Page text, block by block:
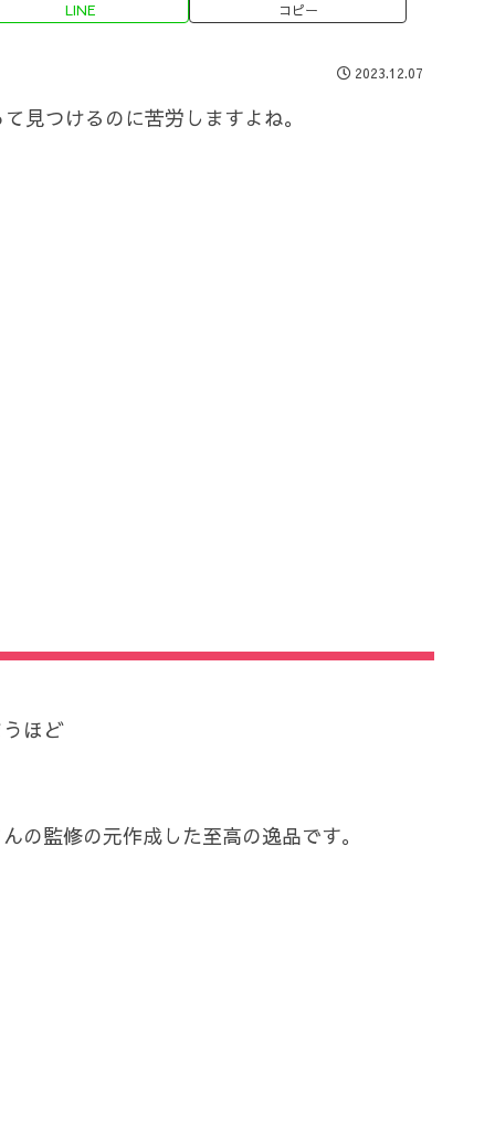
LINE コピー
2023.12.07
見つけるのに苦労しますよね。
ほど
監修の元作成した至高の逸品です。